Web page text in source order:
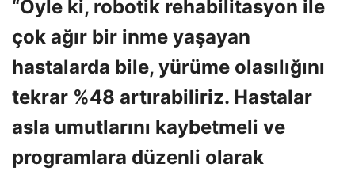
“Öyle ki, robotik rehabilitasyon ile
çok ağır bir inme yaşayan
hastalarda bile, yürüme olasılığını
tekrar %48 artırabiliriz. Hastalar
asla umutlarını kaybetmeli ve
programlara düzenli olarak